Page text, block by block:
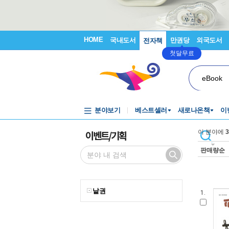
HOME 국내도서 전자책 만권당
첫달무료
외국도서
eBook
분야보기 베스트셀러 새로나온책 이
이벤트/기획
낱권
이 분야에 3
판매량순
1.